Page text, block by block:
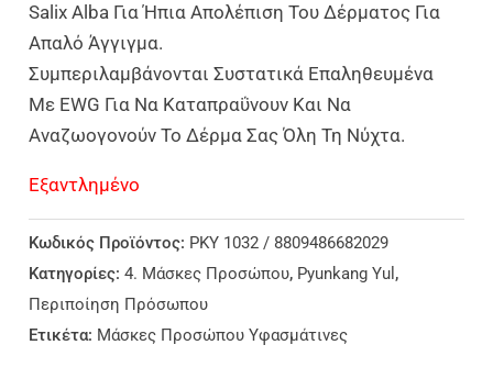
Salix Alba Για Ήπια Απολέπιση Του Δέρματος Για
Απαλό Άγγιγμα.
Συμπεριλαμβάνονται Συστατικά Επαληθευμένα
Με EWG Για Να Καταπραΰνουν Και Να
Αναζωογονούν Το Δέρμα Σας Όλη Τη Νύχτα.
Εξαντλημένο
Κωδικός Προϊόντος: PKY 1032 / 8809486682029
Κατηγορίες:4. Μάσκες Προσώπου, Pyunkang Yul ,
Περιποίηση Πρόσωπου
Ετικέτα: Μάσκες Προσώπου Υφασμάτινες